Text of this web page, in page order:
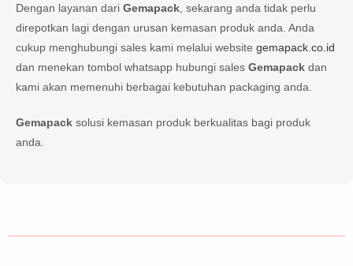
Dengan layanan dari Gemapack , sekarang anda tidak perlu
direpotkan lagi dengan urusan kemasan produk anda. Anda
cukup menghubungi sales kami melalui website gemapack.co.id
dan menekan tombol whatsapp hubungi sales Gemapack dan
kami akan memenuhi berbagai kebutuhan packaging anda.
Gemapack solusi kemasan produk berkualitas bagi produk
anda.